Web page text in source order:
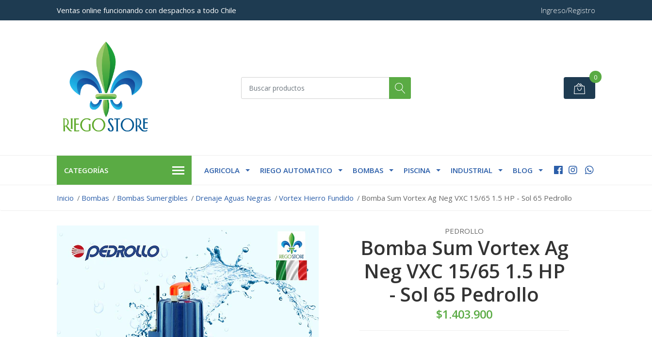
Ventas online funcionando con despachos a todo Chile Ingreso/Registro
0
CATEGORÍAS AGRICOLA RIEGO AUTOMATICO BOMBAS PISCINA INDUSTRIAL BLOG
Inicio Bombas Bombas Sumergibles Drenaje Aguas Negras Vortex Hierro Fundido Bomba Sum Vortex Ag Neg VXC 15/65 1.5 HP - Sol 65 Pedrollo
PEDROLLO
Bomba Sum Vortex Ag
Neg VXC 15/65 1.5 HP
- Sol 65 Pedrollo
$1.403.900